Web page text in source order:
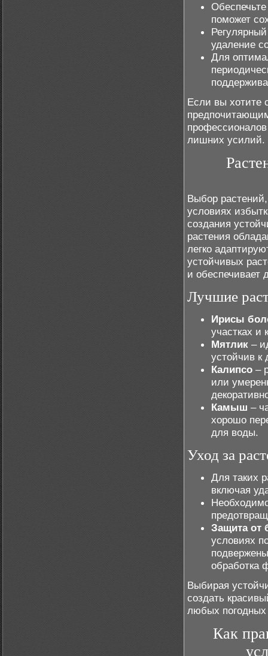
поможет
удаление
Для
Если вы хотите
лишних усилий.
Выбор
условиях
создания
растения
легко
устойчивых
и обеспечивает
Лучшие
Ирисы
участках и
Мятлик –
устойчив к
Калипсо –
или
Камыш –
хорошо
для воды.
Уход за
Для таких
включая
Защита от
условиях
обработка
Выбирая
создать
любых погодных
Как